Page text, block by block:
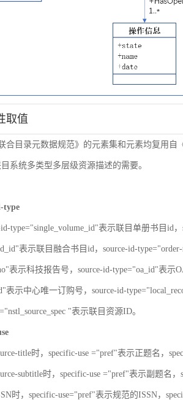
取值
合目录元数据规范》的元素集和元素均复用
系统多类型多层级资源描述的需要。
type
id-type="single_volume_id"表示联目单册书目id
表示联目融合书目id，source-id-
表示科技报告号，source-id-type="oa_id"表
表示中心唯一订购号，source-id-
"表示联目资源ID。
title时，specific-use ="pref"表示正题名，
subtitle时，specific-use ="pref"表示副题名
时，specific-use="pref"表示规范的ISSN，